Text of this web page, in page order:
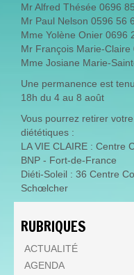
Mr Alfred Thésée 0696
Mr Paul Nelson 0596 56
Mme Yolène Onier 0696
Mr François Marie-Claire
Mme Josiane Marie-
Une permanence est
18h du 4 au 8 août
Vous pourrez retirer
diététiques :
LA VIE CLAIRE : Centre
BNP - Fort-de-France
Diéti-Soleil : 36 Centre
Schœlcher
RUBRIQUES
ACTUALITÉ
AGENDA